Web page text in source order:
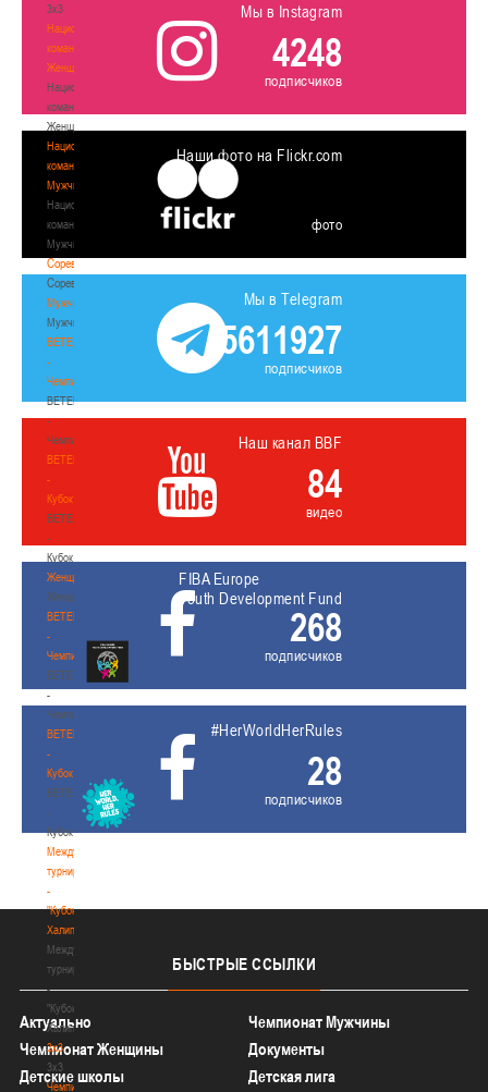
3х3
Национальная
команда.
Женщины
Национальная
команда.
Женщины
Национальная
команда.
Мужчины
Национальная
команда.
Мужчины
Соревнования
Соревнования
Мужчины
Мужчины
BETERA
-
Чемпионат
BETERA
-
Чемпионат
BETERA
-
Кубок
BETERA
-
Кубок
Женщины
Женщины
BETERA
-
Чемпионат
BETERA
-
Чемпионат
BETERA
-
Кубок
BETERA
-
Кубок
Международный
турнир
-
"Кубок
Халипского"
Международный
турнир
-
"Кубок
Халипского"
3x3
3x3
Чемпионат
Мы в Instagram
4248
подписчиков
Наши фото на Flickr.com
фото
Мы в Telegram
5611927
подписчиков
Наш канал BBF
84
видео
FIBA Europe
Youth Development Fund
268
подписчиков
#HerWorldHerRules
28
подписчиков
БЫСТРЫЕ ССЫЛКИ
Актуально
Чемпионат Мужчины
Чемпионат Женщины
Документы
Детские школы
Детская лига